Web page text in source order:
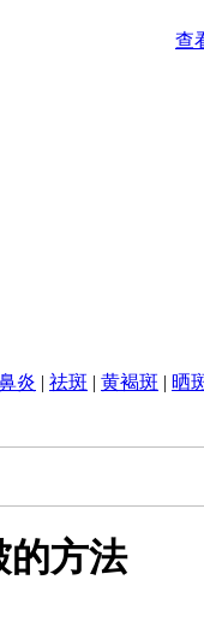
查
炎 | 祛斑 | 黄褐斑 | 晒
的方法